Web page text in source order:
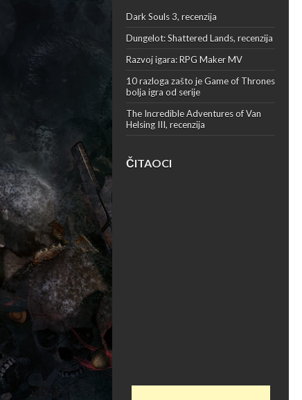
Dark Souls 3, recenzija
Dungelot: Shattered Lands, recenzija
Razvoj igara: RPG Maker MV
10 razloga zašto je Game of Thrones
bolja igra od serije
The Incredible Adventures of Van
Helsing III, recenzija
ČITAOCI